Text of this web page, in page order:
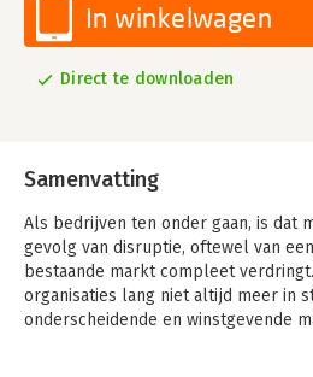
In winkelwagen
Direct te downloaden
Samenvatting
Als bedrijven ten onder gaan, is dat
gevolg van disruptie, oftewel van
bestaande markt compleet
organisaties lang niet altijd meer in
onderscheidende en winstgevende